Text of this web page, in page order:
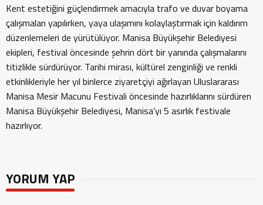
Kent estetiğini güçlendirmek amacıyla trafo ve duvar boyama
çalışmaları yapılırken, yaya ulaşımını kolaylaştırmak için kaldırım
düzenlemeleri de yürütülüyor. Manisa Büyükşehir Belediyesi
ekipleri, festival öncesinde şehrin dört bir yanında çalışmalarını
titizlikle sürdürüyor. Tarihi mirası, kültürel zenginliği ve renkli
etkinlikleriyle her yıl binlerce ziyaretçiyi ağırlayan Uluslararası
Manisa Mesir Macunu Festivali öncesinde hazırlıklarını sürdüren
Manisa Büyükşehir Belediyesi, Manisa’yı 5 asırlık festivale
hazırlıyor.
YORUM YAP